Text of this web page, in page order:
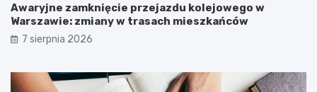
Awaryjne zamknięcie przejazdu kolejowego w
Warszawie: zmiany w trasach mieszkańców
7 sierpnia 2026